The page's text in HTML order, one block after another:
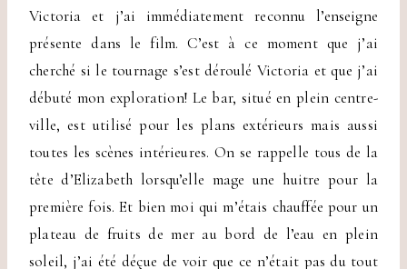
Victoria et j’ai immédiatement reconnu l’enseigne
présente dans le film. C’est à ce moment que j’ai
cherché si le tournage s’est déroulé Victoria et que j’ai
débuté mon exploration! Le bar, situé en plein centre-
ville, est utilisé pour les plans extérieurs mais aussi
toutes les scènes intérieures. On se rappelle tous de la
tête d’Elizabeth lorsqu’elle mage une huitre pour la
première fois. Et bien moi qui m’étais chauffée pour un
plateau de fruits de mer au bord de l’eau en plein
soleil, j’ai été déçue de voir que ce n’était pas du tout